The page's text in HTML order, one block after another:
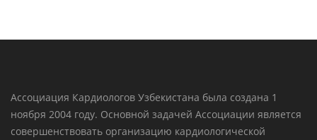
Ассоциация Кардиологов Узбекистана была создана 1
ноября 2004 году. Основной задачей Ассоциации является
совершенствовать организацию кардиологической